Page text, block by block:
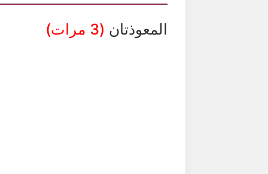
المعوذتان (3 مرات)